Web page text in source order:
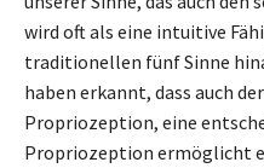
wird oft als eine intuitive
traditionellen fünf Sinne
haben erkannt, dass auch
Propriozeption, eine
Propriozeption ermöglicht